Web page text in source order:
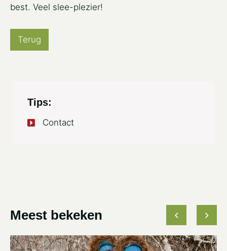
best. Veel slee-plezier!
Terug
Tips:
Contact
Meest bekeken